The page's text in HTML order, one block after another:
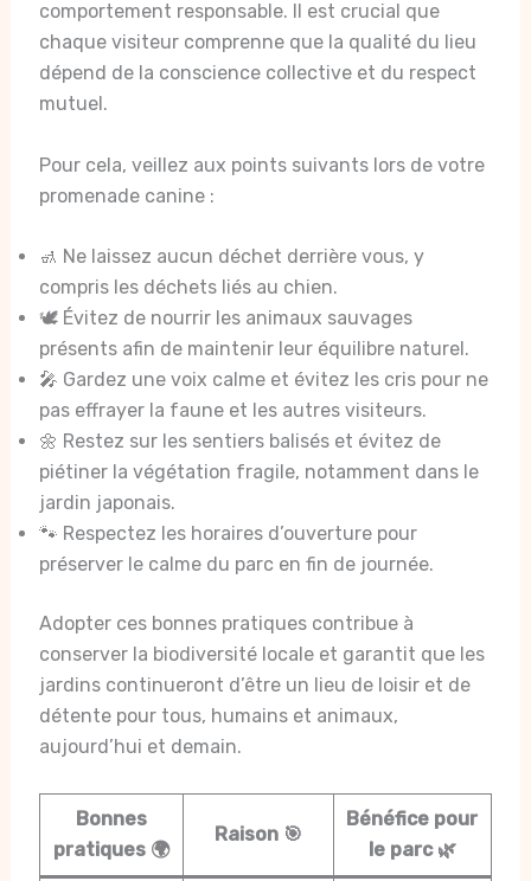
comportement responsable. Il est crucial que
chaque visiteur comprenne que la qualité du lieu
dépend de la conscience collective et du respect
mutuel.
Pour cela, veillez aux points suivants lors de votre
promenade canine :
🚮 Ne laissez aucun déchet derrière vous, y
compris les déchets liés au chien.
🕊️ Évitez de nourrir les animaux sauvages
présents afin de maintenir leur équilibre naturel.
🎤 Gardez une voix calme et évitez les cris pour ne
pas effrayer la faune et les autres visiteurs.
🌼 Restez sur les sentiers balisés et évitez de
piétiner la végétation fragile, notamment dans le
jardin japonais.
🐾 Respectez les horaires d’ouverture pour
préserver le calme du parc en fin de journée.
Adopter ces bonnes pratiques contribue à
conserver la biodiversité locale et garantit que les
jardins continueront d’être un lieu de loisir et de
détente pour tous, humains et animaux,
aujourd’hui et demain.
Bonnes
pratiques 🌍
Raison 🎯
Bénéfice pour
le parc 🌿